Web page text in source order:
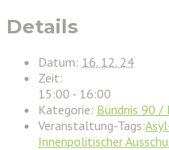
Details
Datum: 16. 12. 24
Zeit:
15:00 - 16:00
Kategorie: Bündnis 90 /
Veranstaltung-Tags:
Innenpolitischer